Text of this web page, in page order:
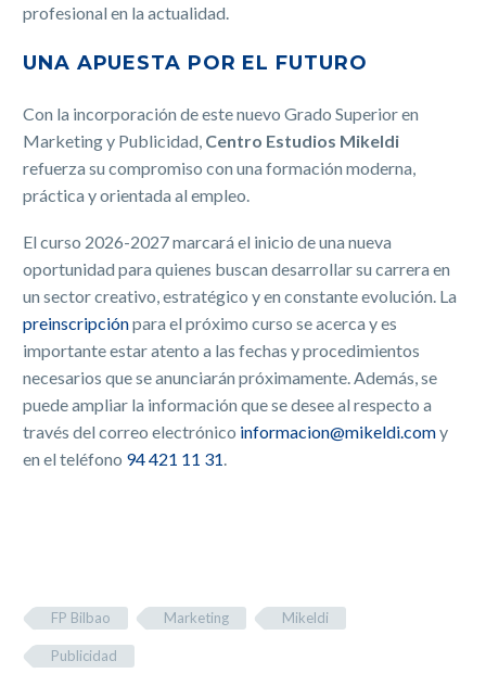
profesional en la actualidad.
UNA APUESTA POR EL FUTURO
Con la incorporación de este nuevo Grado Superior en
Marketing y Publicidad, Centro Estudios Mikeldi
refuerza su compromiso con una formación moderna,
práctica y orientada al empleo.
El curso 2026-2027 marcará el inicio de una nueva
oportunidad para quienes buscan desarrollar su carrera en
un sector creativo, estratégico y en constante evolución. La
preinscripciónpara el próximo curso se acerca y es
importante estar atento a las fechas y procedimientos
necesarios que se anunciarán próximamente. Además, se
puede ampliar la información que se desee al respecto a
través del correo electrónico informacion@mikeldi.comy
en el teléfono 94 421 11 31.
FP Bilbao Marketing Mikeldi
Publicidad